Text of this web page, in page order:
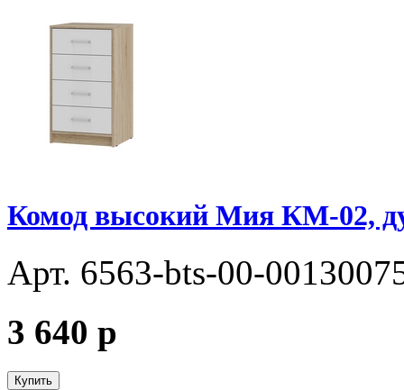
Комод высокий Мия КМ-02,
Арт. 6563-bts-00-
3 640 p
Купить